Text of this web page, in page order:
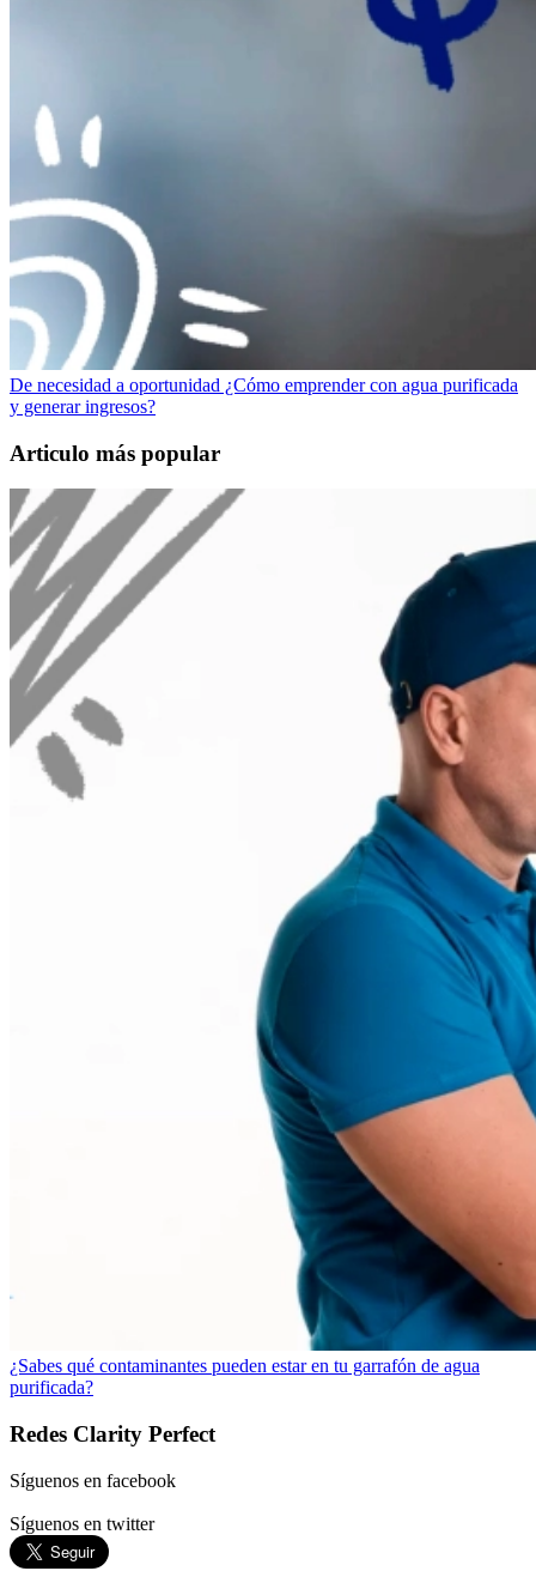
De necesidad a oportunidad ¿Cómo emprender con agua purificada
y generar ingresos?
Articulo más popular
¿Sabes qué contaminantes pueden estar en tu garrafón de agua
purificada?
Redes Clarity Perfect
Síguenos en facebook
Síguenos en twitter